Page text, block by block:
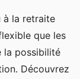
à la retraite
que les
la possibilité
Découvrez